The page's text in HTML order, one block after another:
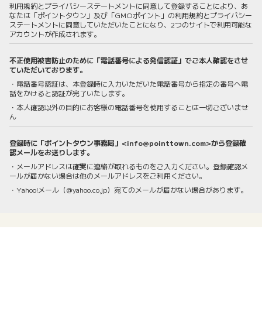
利用規約とプライバシーステートメントに同意して登録することにより、あ
なたは「ポイントタウン」及び「GMOポイント」の利用規約とプライバシー
ステートメントに同意していただいたことになり、2つのサイトで利用可能な
アカウントが作成されます。
不正使用被害防止のために「電話番号による発信認証」でご本人確認をさせ
ていただいております。
・電話番号認証は、本登録時に入力いただいた電話番号から指定の番号へ電
話をかけると認証が完了いたします。
・本人確認以外の目的にお客様の電話番号を使用することは一切ございませ
ん
登録時に「ポイントタウン事務局」<info@pointtown.com>から登録確
認メールをお送りします。
・メールアドレスは確実に連絡が取れるものをご入力ください。登録確認メ
ールが届かない場合は他のメールアドレスをご利用ください。
・Yahoo!メール（@yahoo.co.jp）宛てのメールが届かない場合があります。